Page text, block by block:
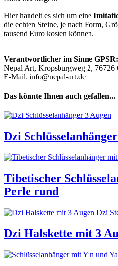
Hier handelt es sich um eine
die echten Steine, je nach Form,
tausend Euro kosten können.
Verantwortlicher im Sinne GPSR:
Nepal Art, Kropsburgweg 2, 76726
E-Mail: info@nepal-art.de
Das könnte Ihnen auch gefallen...
Dzi
Tibetischer
Perle rund
Dzi Halskette mit 3